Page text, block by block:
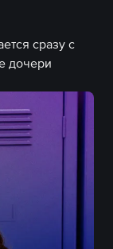
сразу с
дочери